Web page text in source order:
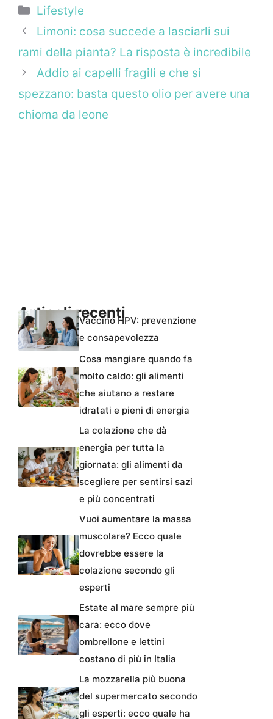
Categorie
Lifestyle
Limoni: cosa succede a lasciarli sui
rami della pianta? La risposta è incredibile
Addio ai capelli fragili e che si
spezzano: basta questo olio per avere una
chioma da leone
Articoli recentiVaccino HPV: prevenzione
e consapevolezza
Cosa mangiare quando fa
molto caldo: gli alimenti
che aiutano a restare
idratati e pieni di energia
La colazione che dà
energia per tutta la
giornata: gli alimenti da
scegliere per sentirsi sazi
e più concentrati
Vuoi aumentare la massa
muscolare? Ecco quale
dovrebbe essere la
colazione secondo gli
esperti
Estate al mare sempre più
cara: ecco dove
ombrellone e lettini
costano di più in Italia
La mozzarella più buona
del supermercato secondo
gli esperti: ecco quale ha